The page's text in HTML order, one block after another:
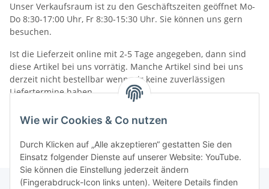
Wie wir Cookies & Co nutzen
Durch Klicken auf „Alle akzeptieren“ gestatten Sie den
Einsatz folgender Dienste auf unserer Website: YouTube.
Sie können die Einstellung jederzeit ändern
(Fingerabdruck-Icon links unten). Weitere Details finden
Unser Verkaufsraum ist zu den Geschäftszeiten geöffnet Mo-
Do 8:30-17:00 Uhr, Fr 8:30-15:30 Uhr. Sie können uns gern
besuchen.
Ist die Lieferzeit online mit 2-5 Tage angegeben, dann sind
diese Artikel bei uns vorrätig. Manche Artikel sind bei uns
derzeit nicht bestellbar wenn wir keine zuverlässigen
Liefertermine haben.
Informationen